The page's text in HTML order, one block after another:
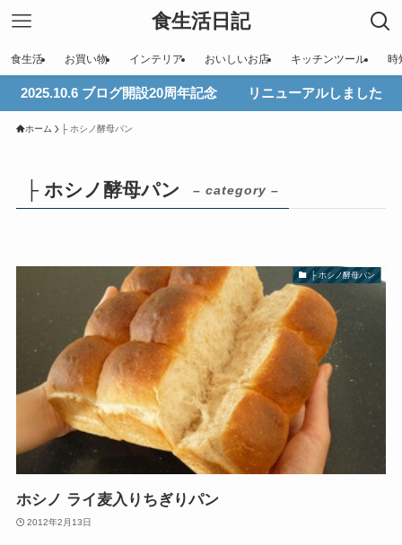
食生活日記
食生活 お買い物 インテリア おいしいお店 キッチンツール 時
2025.10.6 ブログ開設20周年記念 リニューアルしました
ホーム ├ ホシノ酵母パン
├ ホシノ酵母パン – category –
├ ホシノ酵母パン
ホシノ ライ麦入りちぎりパン
2012年2月13日